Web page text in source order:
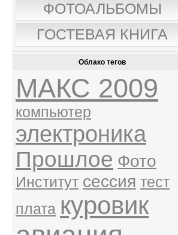
ФОТОАЛЬБОМЫ
ГОСТЕВАЯ КНИГА
Облако тегов
МАКС 2009
компьютер
электроника
Прошлое Фото
Институт сессия тест
плата куровик